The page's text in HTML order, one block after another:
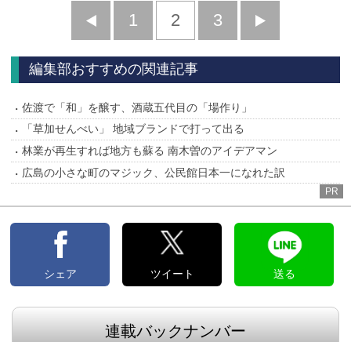
前
へ
1 2 3
へ
編集部おすすめの関連記事
佐渡で「和」を醸す、酒蔵五代目の「場作り」
「草加せんべい」 地域ブランドで打って出る
林業が再生すれば地方も蘇る 南木曽のアイデアマン
広島の小さな町のマジック、公民館日本一になれた訳
PR
シェア ツイート 送る
連載バックナンバー